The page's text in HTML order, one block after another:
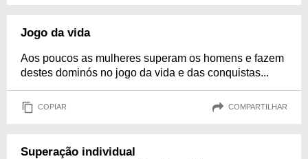
Jogo da vida
Aos poucos as mulheres superam os homens e fazem
destes dominós no jogo da vida e das conquistas...
COPIAR COMPARTILHAR
Superação individual